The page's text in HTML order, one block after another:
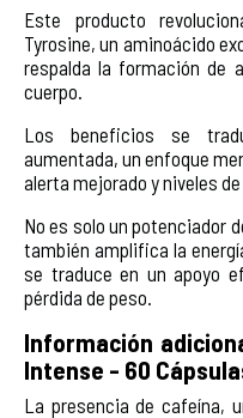
Este producto
Tyrosine, un aminoácido
respalda la formación de
cuerpo.
Los beneficios se
aumentada, un enfoque
alerta mejorado y niveles
No es solo un potenciador
también amplifica la
se traduce en un apoyo
pérdida de peso.
Información
Intense - 60
La presencia de cafeína,